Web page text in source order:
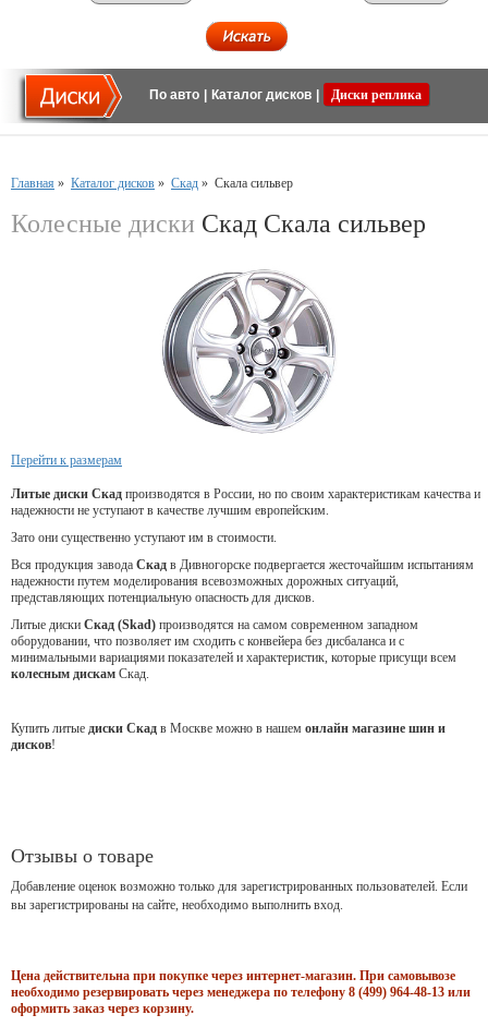
По авто Каталог дисков Диски реплика
Главная » Каталог дисков » Скад » Скала сильвер
Колесные диски Скад Скала сильвер
Перейти к размерам
Литые диски Скад производятся в России, но по своим характеристикам качества и
надежности не уступают в качестве лучшим европейским.
Зато они существенно уступают им в стоимости.
Вся продукция завода Скад в Дивногорске подвергается жесточайшим испытаниям
надежности путем моделирования всевозможных дорожных ситуаций,
представляющих потенциальную опасность для дисков.
Литые диски Скад (Skad) производятся на самом современном западном
оборудовании, что позволяет им сходить с конвейера без дисбаланса и с
минимальными вариациями показателей и характеристик, которые присущи всем
колесным дискам Скад.
Купить литые диски Скад в Москве можно в нашем онлайн магазине шин и
дисков!
Отзывы о товаре
Добавление оценок возможно только для зарегистрированных пользователей. Если
вы зарегистрированы на сайте, необходимо выполнить вход.
Цена действительна при покупке через интернет-магазин. При самовывозе
необходимо резервировать через менеджера по телефону 8 (499) 964-48-13 или
оформить заказ через корзину.